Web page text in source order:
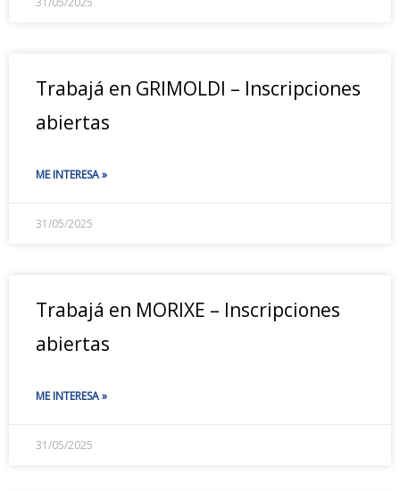
Trabajá en GRIMOLDI – Inscripciones
abiertas
ME INTERESA »
31/05/2025
Trabajá en MORIXE – Inscripciones
abiertas
ME INTERESA »
31/05/2025